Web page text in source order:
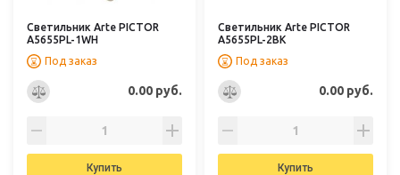
Светильник Arte PICTOR
A5655PL-1WH
Под заказ
0.00 руб.
Купить
Светильник Arte PICTOR
A5655PL-2BK
Под заказ
0.00 руб.
Купить